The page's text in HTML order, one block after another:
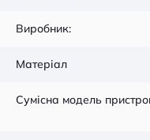
Виробник:
Матеріал
Сумісна модель